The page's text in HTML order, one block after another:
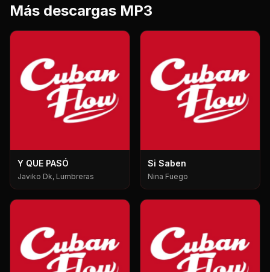
Más descargas MP3
Y QUE PASÓ
Javiko Dk, Lumbreras
Si Saben
Nina Fuego